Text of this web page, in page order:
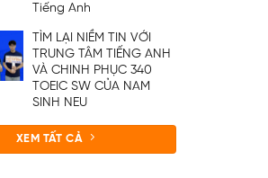
Tiếng Anh
TÌM LẠI NIỀM TIN VỚI
TRUNG TÂM TIẾNG ANH
VÀ CHINH PHỤC 340
TOEIC SW CỦA NAM
SINH NEU
XEM TẤT CẢ